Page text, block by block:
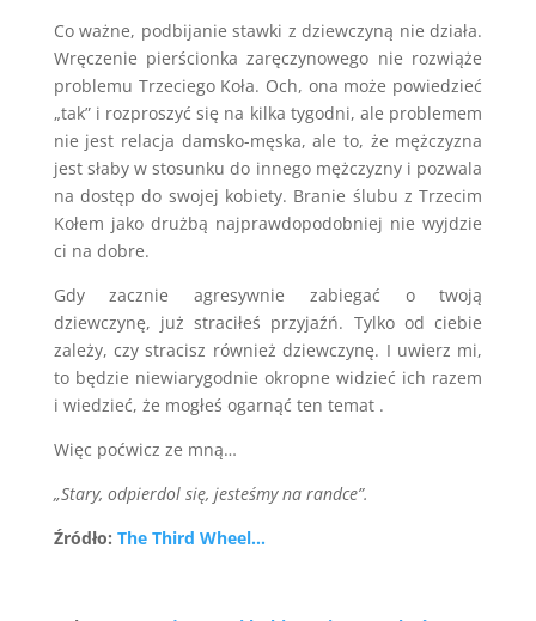
Co ważne, podbijanie stawki z dziewczyną nie działa.
Wręczenie pierścionka zaręczynowego nie rozwiąże
problemu Trzeciego Koła. Och, ona może powiedzieć
„tak” i rozproszyć się na kilka tygodni, ale problemem
nie jest relacja damsko-męska, ale to, że mężczyzna
jest słaby w stosunku do innego mężczyzny i pozwala
na dostęp do swojej kobiety. Branie ślubu z Trzecim
Kołem jako drużbą najprawdopodobniej nie wyjdzie
ci na dobre.
Gdy zacznie agresywnie zabiegać o twoją
dziewczynę, już straciłeś przyjaźń. Tylko od ciebie
zależy, czy stracisz również dziewczynę. I uwierz mi,
to będzie niewiarygodnie okropne widzieć ich razem
i wiedzieć, że mogłeś ogarnąć ten temat .
Więc poćwicz ze mną…
„Stary, odpierdol się, jesteśmy na randce”.
Źródło: The Third Wheel…